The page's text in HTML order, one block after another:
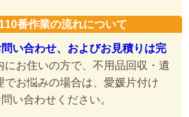
番作業の流れについて
問い合わせ、およびお見積りは完
にお住いの方で、不用品回収・遺
でお悩みの場合は、愛媛片付け
い合わせください。